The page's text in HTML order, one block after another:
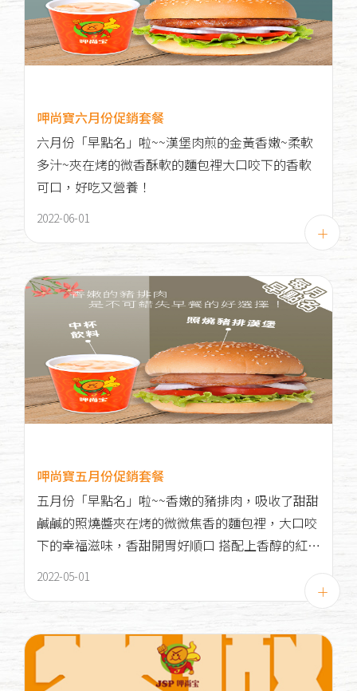
呷尚寶六月份促銷套餐
六月份「早點名」啦~~漢堡肉煎的金黃香嫩~柔軟
多汁~夾在烤的微香酥軟的麵包裡大口咬下的香軟
可口，好吃又營養！
2022-06-01
呷尚寶五月份促銷套餐
五月份「早點名」啦~~香嫩的豬排肉，吸收了甜甜
鹹鹹的照燒醬夾在烤的微微焦香的麵包裡，大口咬
下的幸福滋味，香甜開胃好順口 搭配上香醇的紅茶
2022-05-01